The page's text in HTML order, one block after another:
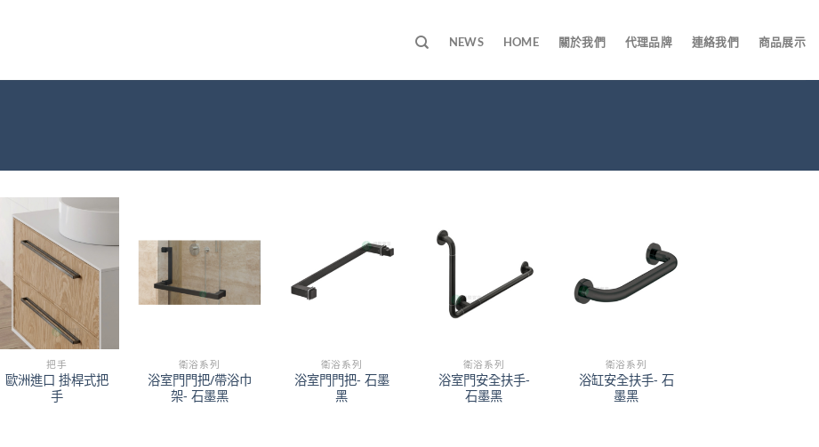
NEWS HOME 關於我們 代理品牌 連絡我們 商品展示
把手
歐洲進口 掛桿式把
手
衛浴系列
浴室門門把/帶浴巾
架- 石墨黑
衛浴系列
浴室門門把- 石墨
黑
衛浴系列
浴室門安全扶手-
石墨黑
衛浴系列
浴缸安全扶手- 石
墨黑